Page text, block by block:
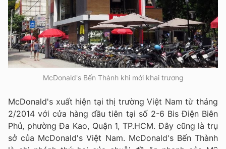
McDonald's Bến Thành khi mới khai trương
McDonald's xuất hiện tại thị trường Việt Nam từ tháng
2/2014 với cửa hàng đầu tiên tại số 2-6 Bis Điện Biên
Phủ, phường Đa Kao, Quận 1, TP.HCM. Đây cũng là trụ
sở của McDonald's Việt Nam. McDonald's Bến Thành